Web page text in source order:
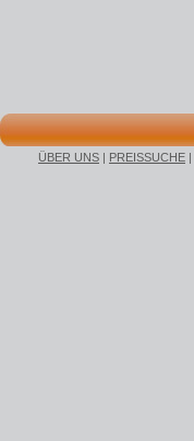
ÜBER UNS | PREISSUCHE |